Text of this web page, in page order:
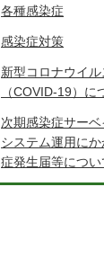
各種感染症
感染症対策
新型コロナウイ
（COVID-19）に
次期感染症サーベ
システム運用に
症発生届等につい